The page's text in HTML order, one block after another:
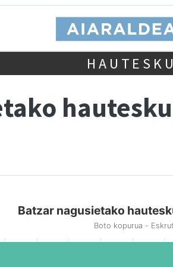
Batzar nagusietako
Boto kopurua -